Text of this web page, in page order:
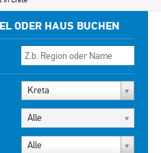
ODER HAUS BUCHEN
Kreta
Alle
Alle